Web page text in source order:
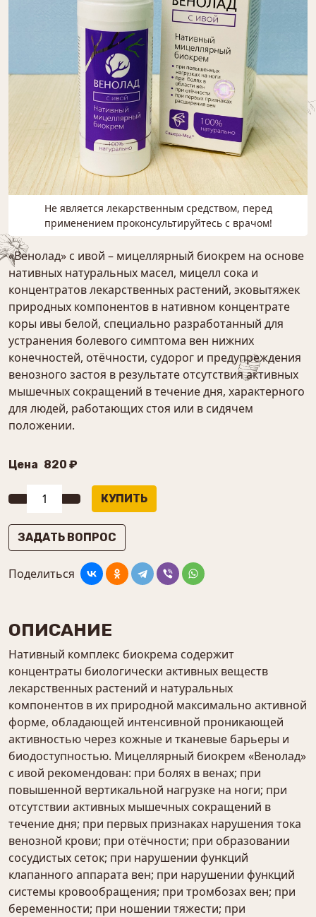
Не является лекарственным средством, перед
применением проконсультируйтесь с врачом!
«Венолад» с ивой – мицеллярный биокрем на основе
нативных натуральных масел, мицелл сока и
концентратов лекарственных растений, эковытяжек
природных компонентов в нативном концентрате
коры ивы белой, специально разработанный для
устранения болевого симптома вен нижних
конечностей, отёчности, судорог и предупреждения
венозного застоя в результате отсутствия активных
мышечных сокращений в течение дня, характерного
для людей, работающих стоя или в сидячем
положении.
Цена 820 ₽
ЗАДАТЬ ВОПРОС
Поделиться
ОПИСАНИЕ
Нативный комплекс биокрема содержит
концентраты биологически активных веществ
лекарственных растений и натуральных
компонентов в их природной максимально активной
форме, обладающей интенсивной проникающей
активностью через кожные и тканевые барьеры и
биодоступностью. Мицеллярный биокрем «Венолад»
с ивой рекомендован: при болях в венах; при
повышенной вертикальной нагрузке на ноги; при
отсутствии активных мышечных сокращений в
течение дня; при первых признаках нарушения тока
венозной крови; при отёчности; при образовании
сосудистых сеток; при нарушении функций
клапанного аппарата вен; при нарушении функций
системы кровообращения; при тромбозах вен; при
беременности; при ношении тяжести; при